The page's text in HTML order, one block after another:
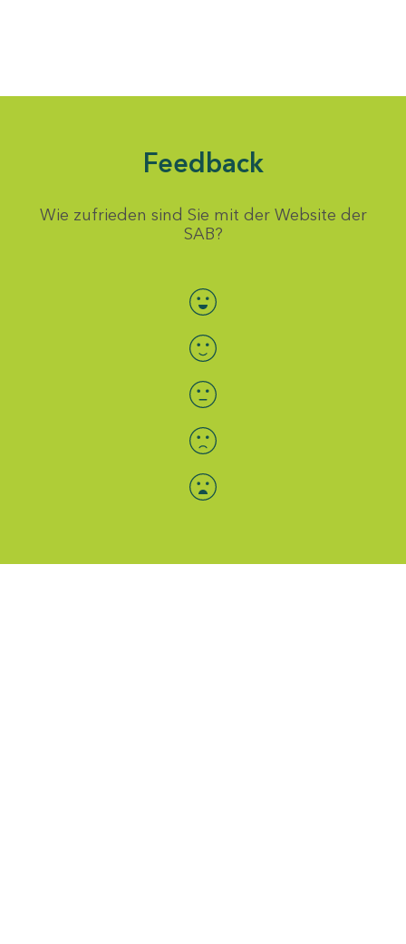
Feedback
Wie zufrieden sind Sie mit der Website der
SAB?
Bewertung auswählen